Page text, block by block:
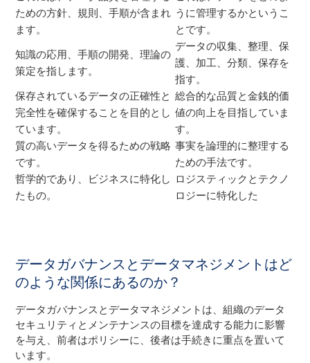
ための方針、規則、手順が含まれ
ます。
うに管理するかというこ
とです。
知識の応用、手順の開発、理論の
策定を指します。
データの収集、整理、保
護、加工、分類、保存を
指す。
保存されているデータの正確性と
完全性を確保することを目的とし
ています。
総合的な品質と金銭的価
値の向上を目指していま
す。
質の高いデータを得るための戦略
です。
事実を論理的に整理する
ための手法です。
哲学的であり、ビジネスに特化し
たもの。
ロジスティックとテクノ
ロジーに特化した
データガバナンスとデータマネジメントはど
のような関係にあるのか？
データガバナンスとデータマネジメントは、組織のデータ
セキュリティとメンテナンスの目標を達成する能力に影響
を与え、前者はポリシーに、後者は手続きに重点を置いて
います。